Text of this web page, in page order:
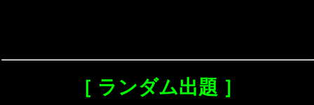
［ ランダム出題 ］